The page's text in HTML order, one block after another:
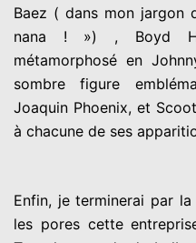
Baez ( dans mon jargon
nana ! ») , Boyd
métamorphosé en
sombre figure
Joaquin Phoenix, et
à chacune de ses
Enfin, je terminerai par
les pores cette